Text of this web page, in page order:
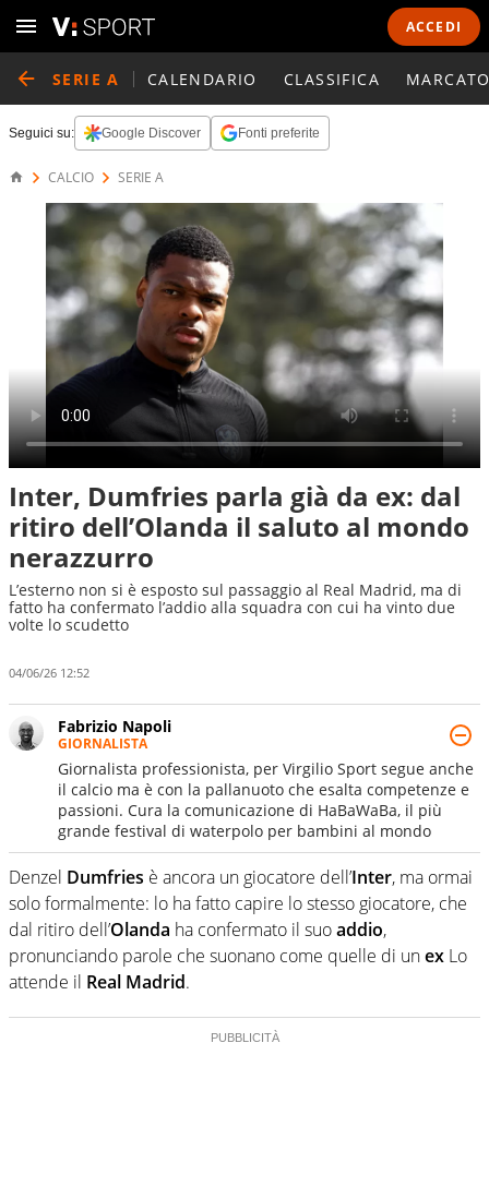
ACCEDI
SERIE A CALENDARIO CLASSIFICA
Seguici su: Google Discover Fonti preferite
CALCIO SERIE A
Inter, Dumfries parla già da ex: dal
ritiro dell’Olanda il saluto al mondo
nerazzurro
L’esterno non si è esposto sul passaggio al Real Madrid, ma di
fatto ha confermato l’addio alla squadra con cui ha vinto due
volte lo scudetto
04/06/26 12:52
Fabrizio Napoli
GIORNALISTA
Giornalista professionista, per Virgilio Sport segue anche
il calcio ma è con la pallanuoto che esalta competenze e
passioni. Cura la comunicazione di HaBaWaBa, il più
grande festival di waterpolo per bambini al mondo
Denzel Dumfries è ancora un giocatore dell’Inter, ma ormai
solo formalmente: lo ha fatto capire lo stesso giocatore, che
dal ritiro dell’Olanda ha confermato il suoaddio,
pronunciando parole che suonano come quelle di unex Lo
attende il Real Madrid.